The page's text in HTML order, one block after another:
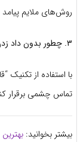
روش‌های ملایم
۳. چطور بدون داد زدن حرفمان را به کرسی بنشانیم؟
با استفاده از تکنیک
تماس چشمی برقرار
بیشتر بخوانید: بهترین